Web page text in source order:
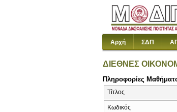
Αρχή ΣΔΠ
ΔΙΕΘΝΕΣ
Πληροφορίες
Τίτλος
Κωδικός